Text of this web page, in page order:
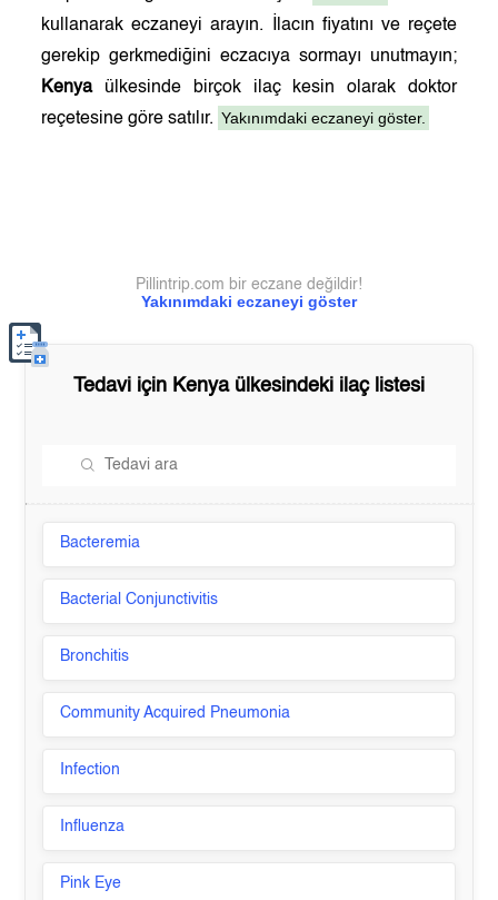
kullanarak eczaneyi arayın. İlacın fiyatını ve reçete
gerekip gerkmediğini eczacıya sormayı unutmayın;
Kenyaülkesinde birçok ilaç kesin olarak doktor
reçetesine göre satılır. Yakınımdaki eczaneyi göster.
Yakınımdaki eczaneyi göster
Pillintrip.com bir eczane değildir!
Tedavi için Kenyaülkesindeki ilaç listesi
Bacteremia
Bacterial Conjunctivitis
Bronchitis
Community Acquired Pneumonia
Infection
Influenza
Pink Eye